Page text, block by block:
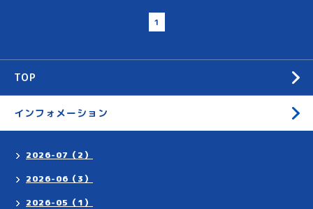
1
TOP
インフォメーション
2026-07（2）
2026-06（3）
2026-05（1）